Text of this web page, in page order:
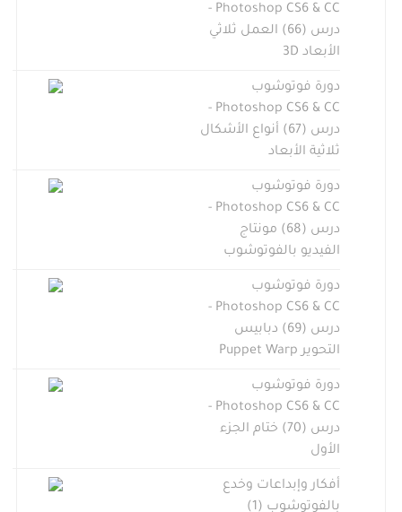
Photoshop CS6 & CC -
درس (66) العمل ثلاثي
الأبعاد 3D
دورة فوتوشوب
Photoshop CS6 & CC -
درس (67) أنواع الأشكال
ثلاثية الأبعاد
دورة فوتوشوب
Photoshop CS6 & CC -
درس (68) مونتاج
الفيديو بالفوتوشوب
دورة فوتوشوب
Photoshop CS6 & CC -
درس (69) دبابيس
التحوير Puppet Warp
دورة فوتوشوب
Photoshop CS6 & CC -
درس (70) ختام الجزء
الأول
أفكار وإبداعات وخدع
بالفوتوشوب (1)